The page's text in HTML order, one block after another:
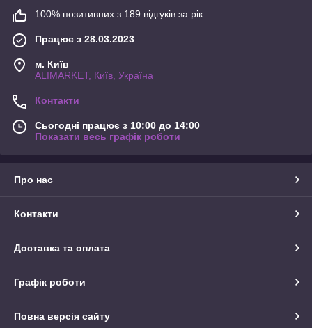
100% позитивних з 189 відгуків за рік
Працює з 28.03.2023
м. Київ
ALIMARKET, Київ, Україна
Контакти
Сьогодні працює з 10:00 до 14:00
Показати весь графік роботи
Про нас
Контакти
Доставка та оплата
Графік роботи
Повна версія сайту